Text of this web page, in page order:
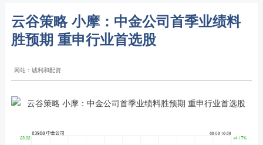
云谷策略 小摩：中金公司首季业绩料
胜预期 重申行业首选股
网站：诚利和配资